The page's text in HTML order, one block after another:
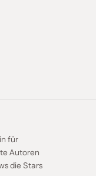
für
Autoren
die Stars